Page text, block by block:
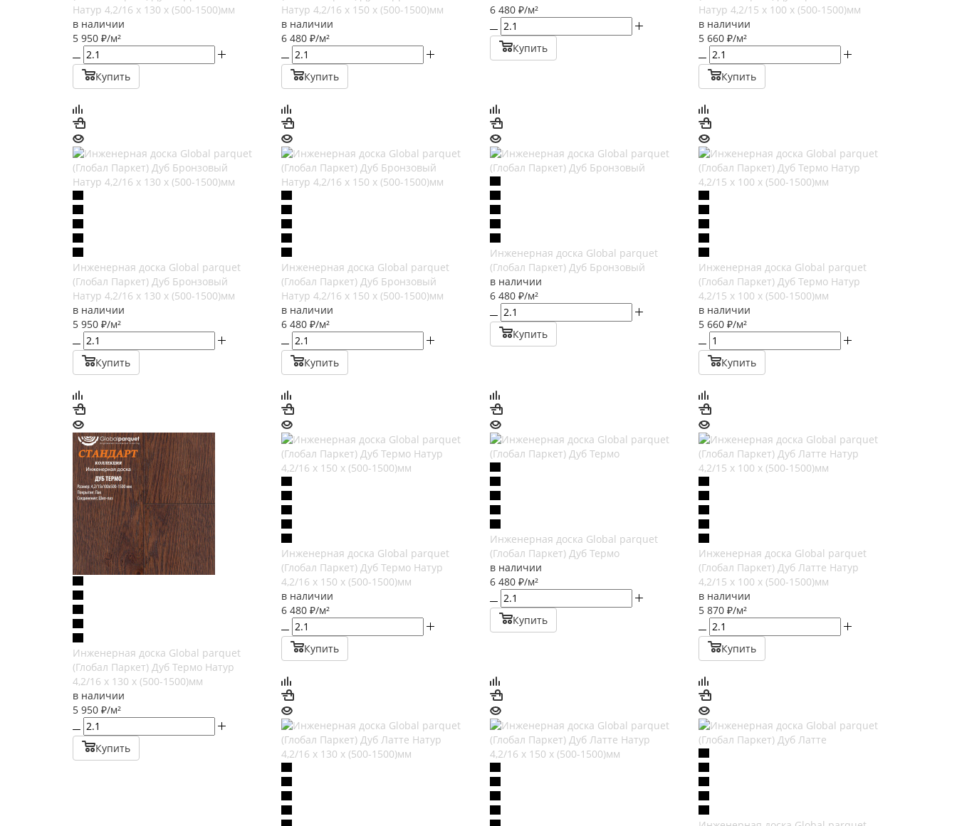
Натур 4,2/16 х 130 х (500-1500)мм
в наличии
5 950 ₽/м²
Купить
Натур 4,2/16 х 150 х (500-1500)мм
в наличии
6 480 ₽/м²
Купить
6 480 ₽/м²
Купить
Натур 4,2/15 х 100 х (500-1500)мм
в наличии
5 660 ₽/м²
Купить
Инженерная доска Global parquet
(Глобал Паркет) Дуб Бронзовый
Натур 4,2/16 х 130 х (500-1500)мм
в наличии
5 950 ₽/м²
Купить
Инженерная доска Global parquet
(Глобал Паркет) Дуб Бронзовый
Натур 4,2/16 х 150 х (500-1500)мм
в наличии
6 480 ₽/м²
Купить
Инженерная доска Global parquet
(Глобал Паркет) Дуб Бронзовый
в наличии
6 480 ₽/м²
Купить
Инженерная доска Global parquet
(Глобал Паркет) Дуб Термо Натур
4,2/15 х 100 х (500-1500)мм
в наличии
5 660 ₽/м²
Купить
Инженерная доска Global parquet
(Глобал Паркет) Дуб Термо Натур
4,2/16 х 130 х (500-1500)мм
в наличии
5 950 ₽/м²
Купить
Инженерная доска Global parquet
(Глобал Паркет) Дуб Термо Натур
4,2/16 х 150 х (500-1500)мм
в наличии
6 480 ₽/м²
Купить
Инженерная доска Global parquet
(Глобал Паркет) Дуб Термо
в наличии
6 480 ₽/м²
Купить
Инженерная доска Global parquet
(Глобал Паркет) Дуб Латте Натур
4,2/15 х 100 х (500-1500)мм
в наличии
5 870 ₽/м²
Купить